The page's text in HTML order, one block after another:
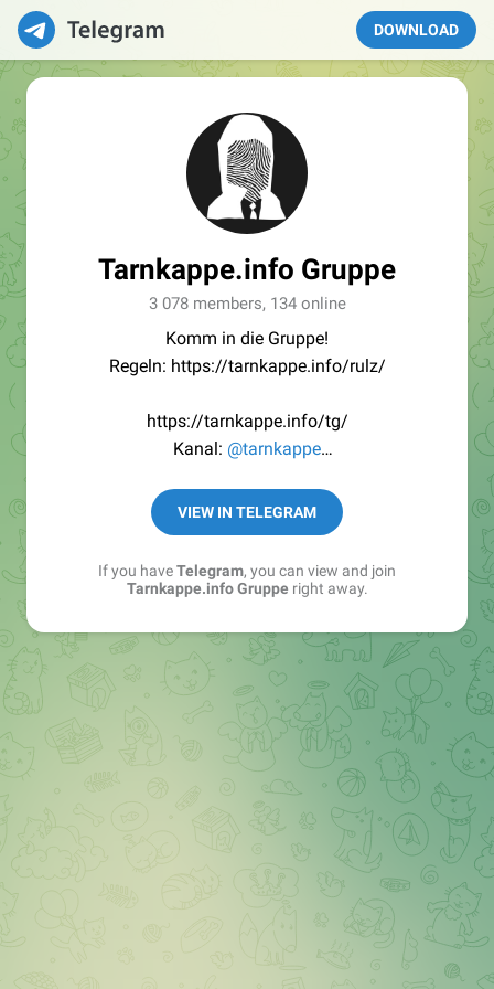
DOWNLOAD
Tarnkappe.info Gruppe
3 078 members, 134 online
Komm in die Gruppe!
Regeln: https://tarnkappe.info/rulz/
https://tarnkappe.info/tg/
Kanal: @tarnkappe
Best of:@bestoftarnkappe
Kochen: https://t.me/+WSW5F1VcmhliMjk6
VIEW IN TELEGRAM
If you haveTelegram, you can view and join
Tarnkappe.info Grupperight away.